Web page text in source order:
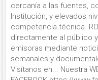
cercanía a las fuentes,
Institución, y elevados
competencia técnica.
directamente al público
emisoras mediante
semanales y
Visítanos en... Nuestra